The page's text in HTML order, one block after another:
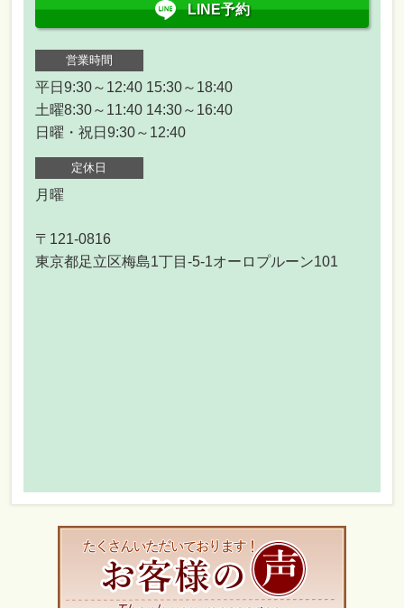
LINE予約
営業時間
平日9:30～12:40 15:30～18:40
土曜8:30～11:40 14:30～16:40
日曜・祝日9:30～12:40
定休日
月曜
〒121-0816
東京都足立区梅島1丁目-5-1オーロプルーン101